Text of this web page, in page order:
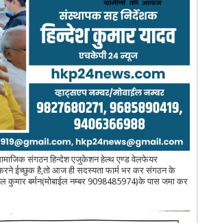
संगठन हिन्देश एजुकेशन हेल्थ एण्ड वेलफेयर
ईच्छुक है,तो आज ही सदस्यता फार्म भर कर संगठन के
कुमार बर्मन(मोबाईल नम्बर 9098485974)के पास जमा कर